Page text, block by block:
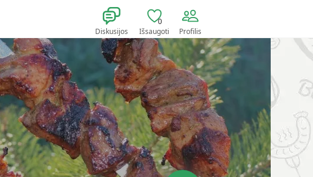
Diskusijos
0
Išsaugoti Profilis